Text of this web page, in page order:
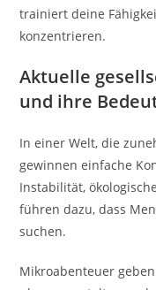
trainiert deine
konzentrieren.
Aktuelle
und ihre
In einer Welt, die
gewinnen einfache
Instabilität,
führen dazu, dass
suchen.
Mikroabenteuer